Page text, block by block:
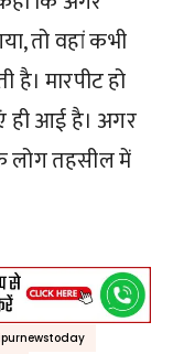
तो वहां कभी
है। मारपीट हो
ही आई है। अगर
के लोग तहसील में